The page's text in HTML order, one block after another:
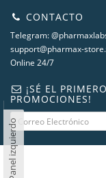
CONTACTO
Telegram:
support@pharmax-
Online 24/7
¡SÉ EL
PROMOCIONES!
Panel izquierdo